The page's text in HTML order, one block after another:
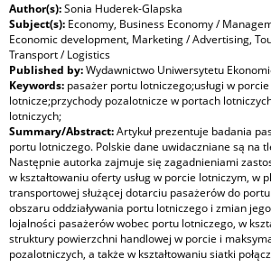
Author(s):Sonia Huderek-Glapska
Subject(s): Economy, Business Economy /
Economic development, Marketing / Advertising,
Transport / Logistics
Published by:Wydawnictwo Uniwersytetu
Keywords: pasażer portu lotniczego;usługi w
lotnicze;przychody pozalotnicze w portach
lotniczych;
Summary/Abstract:Artykuł prezentuje badania
portu lotniczego. Polskie dane uwidaczniane są na
Następnie autorka zajmuje się zagadnieniami
w kształtowaniu oferty usług w porcie lotniczym, w
transportowej służącej dotarciu pasażerów do
obszaru oddziaływania portu lotniczego i zmian
lojalności pasażerów wobec portu lotniczego, w
struktury powierzchni handlowej w porcie i
pozalotniczych, a także w kształtowaniu siatki